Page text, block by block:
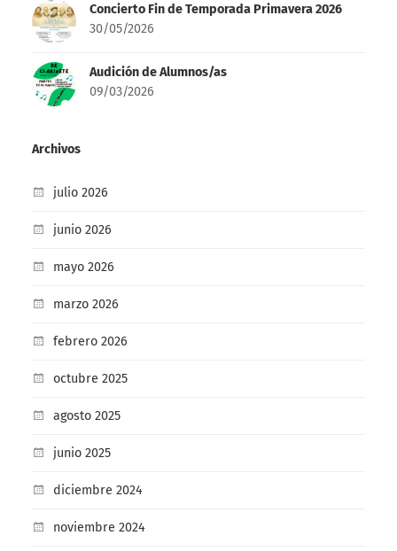
Concierto Fin de Temporada Primavera 2026
30/05/2026
Audición de Alumnos/as
09/03/2026
Archivos
julio 2026
junio 2026
mayo 2026
marzo 2026
febrero 2026
octubre 2025
agosto 2025
junio 2025
diciembre 2024
noviembre 2024